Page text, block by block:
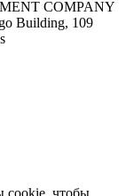
COMPANY
Building, 109